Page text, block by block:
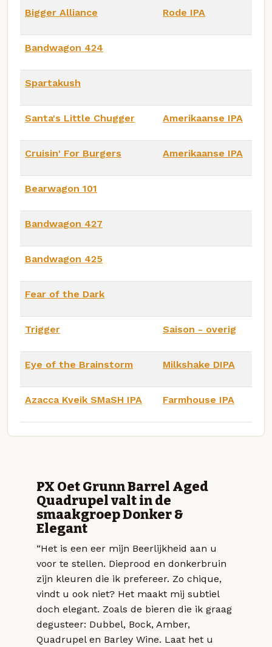
Bigger Alliance Rode IPA
Bandwagon 424
Spartakush
Santa's Little Chugger Amerikaanse IPA
Cruisin' For Burgers Amerikaanse IPA
Bearwagon 101
Bandwagon 427
Bandwagon 425
Fear of the Dark
Trigger Saison - overig
Eye of the Brainstorm Milkshake DIPA
Azacca Kveik SMaSH IPA Farmhouse IPA
PX Oet Grunn Barrel Aged
Quadrupel valt in de
smaakgroep Donker &
Elegant
“Het is een eer mijn Beerlijkheid aan u
voor te stellen. Dieprood en donkerbruin
zijn kleuren die ik prefereer. Zo chique,
vindt u ook niet? Het maakt mij subtiel
doch elegant. Zoals de bieren die ik graag
degusteer: Dubbel, Bock, Amber,
Quadrupel en Barley Wine. Laat het u